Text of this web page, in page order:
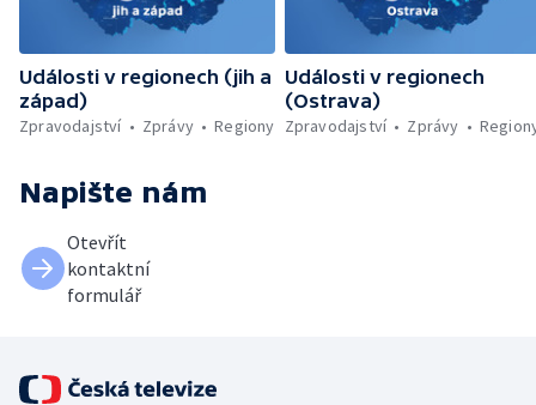
Události v regionech (jih a
západ)
Zpravodajství
Zprávy Regiony
Události v regionech
(Ostrava)
Zpravodajství
Zprávy
Napište nám
Otevřít
kontaktní
formulář